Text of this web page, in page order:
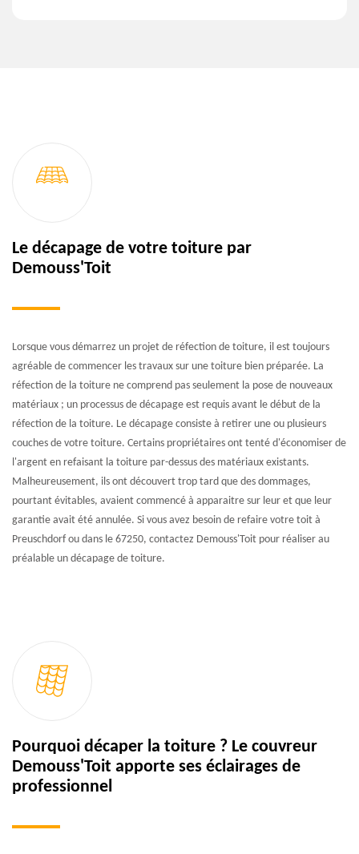
Le décapage de votre toiture par
Demouss'Toit
Lorsque vous démarrez un projet de réfection de toiture, il est toujours
agréable de commencer les travaux sur une toiture bien préparée. La
réfection de la toiture ne comprend pas seulement la pose de nouveaux
matériaux ; un processus de décapage est requis avant le début de la
réfection de la toiture. Le décapage consiste à retirer une ou plusieurs
couches de votre toiture. Certains propriétaires ont tenté d'économiser de
l'argent en refaisant la toiture par-dessus des matériaux existants.
Malheureusement, ils ont découvert trop tard que des dommages,
pourtant évitables, avaient commencé à apparaitre sur leur et que leur
garantie avait été annulée. Si vous avez besoin de refaire votre toit à
Preuschdorf ou dans le 67250, contactez Demouss'Toit pour réaliser au
préalable un décapage de toiture.
Pourquoi décaper la toiture ? Le couvreur
Demouss'Toit apporte ses éclairages de
professionnel